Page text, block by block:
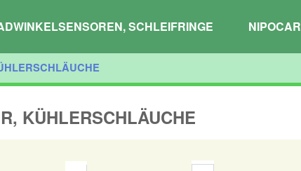
SCHLEIFRINGE NIPOCAR
KÜHLERSCHLÄUCHE